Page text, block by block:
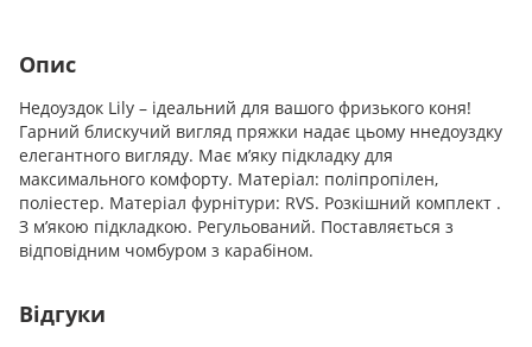
Опис
Недоуздок Lily – ідеальний для вашого фризького коня!
Гарний блискучий вигляд пряжки надає цьому ннедоуздку
елегантного вигляду. Має м’яку підкладку для
максимального комфорту. Матеріал: поліпропілен,
поліестер. Матеріал фурнітури: RVS. Розкішний комплект .
З м’якою підкладкою. Регульований. Поставляється з
відповідним чомбуром з карабіном.
Відгуки